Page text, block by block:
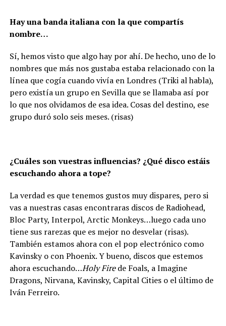
Hay una banda italiana con la que compartís
nombre…
Sí, hemos visto que algo hay por ahí. De hecho, uno de lo
nombres que más nos gustaba estaba relacionado con la
línea que cogía cuando vivía en Londres (Triki al habla),
pero existía un grupo en Sevilla que se llamaba así por
lo que nos olvidamos de esa idea. Cosas del destino, ese
grupo duró solo seis meses. (risas)
¿Cuáles son vuestras influencias? ¿Qué disco estáis
escuchando ahora a tope?
La verdad es que tenemos gustos muy dispares, pero si
vas a nuestras casas encontraras discos de Radiohead,
Bloc Party, Interpol, Arctic Monkeys…luego cada uno
tiene sus rarezas que es mejor no desvelar (risas).
También estamos ahora con el pop electrónico como
Kavinsky o con Phoenix. Y bueno, discos que estemos
ahora escuchando…Holy Firede Foals, a Imagine
Dragons, Nirvana, Kavinsky, Capital Cities o el último de
Iván Ferreiro.